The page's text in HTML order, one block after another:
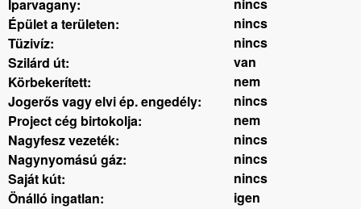
Iparvagany:
nincs
Épület a területen:
nincs
Tüzivíz:
nincs
Szilárd út:
van
Körbekerített:
nem
Jogerős vagy elvi ép. engedély:
nincs
Project cég birtokolja:
nem
Nagyfesz vezeték:
nincs
Nagynyomású gáz:
nincs
Saját kút:
nincs
Önálló ingatlan:
igen